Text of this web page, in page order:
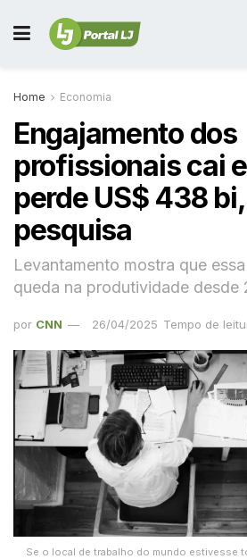
Home Economia
Engajamento dos
profissionais cai
perde US$ 438
pesquisa
Levantamento mostra que
queda na produtividade desde
por CNN 26/04/2025 Tempo de
Se o local de trabalho do mundo estivesse